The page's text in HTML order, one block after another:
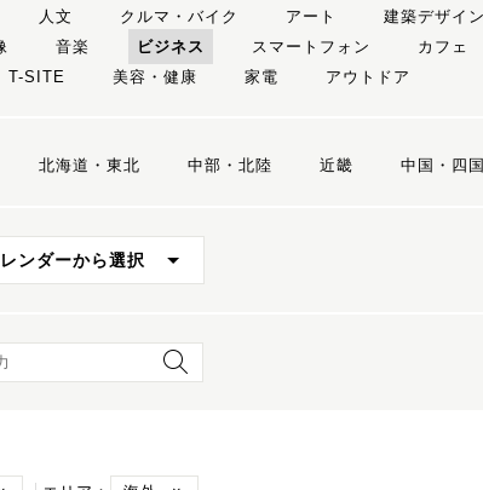
人文 クルマ・バイク アート 建築デザイン
音楽 ビジネス スマートフォン カフェ
T-SITE 美容・健康 家電 アウトドア
北海道・東北 中部・北陸 近畿 中国・四国
ンダーから選択